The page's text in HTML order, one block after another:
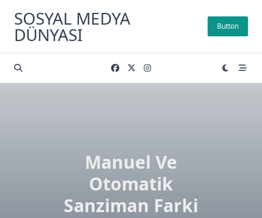
content
SOSYAL MEDYA
DÜNYASI Button
Manuel Ve
Otomatik
Sanziman Farki